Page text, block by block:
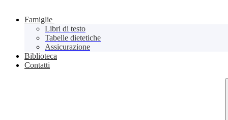
Famiglie
Libri di testo
Tabelle dietetiche
Assicurazione
Biblioteca
Contatti